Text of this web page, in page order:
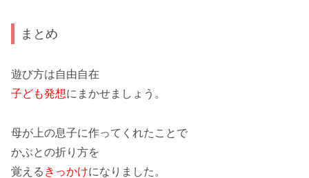
まとめ
遊び方は自由自在
子ども発想にまかせましょう。
母が上の息子に作ってくれたことで
かぶとの折り方を
覚える きっかけになりました。